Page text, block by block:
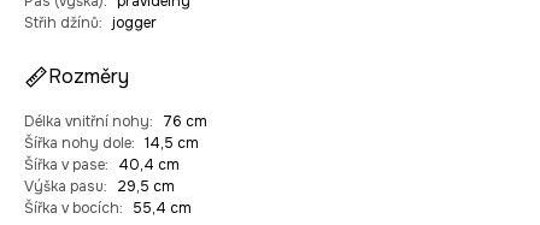
Střih džínů: jogger
Rozměry
Délka vnitřní nohy:
76 cm
Šířka nohy dole: 14,5 cm
Šířka v pase:
40,4 cm
Výška pasu:
29,5 cm
Šířka v bocích: 55,4 cm